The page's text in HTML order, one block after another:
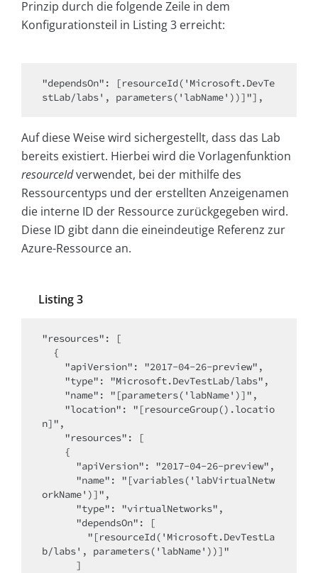
Prinzip durch die folgende Zeile in dem
Konfigurationsteil in Listing 3 erreicht:
"dependsOn": [resourceId('Microsoft.DevTe
stLab/labs', parameters('labName'))]"],
Auf diese Weise wird sichergestellt, dass das Lab
bereits existiert. Hierbei wird die Vorlagenfunktion
resourceIdverwendet, bei der mithilfe des
Ressourcentyps und der erstellten Anzeigenamen
die interne ID der Ressource zurückgegeben wird.
Diese ID gibt dann die eineindeutige Referenz zur
Azure-Ressource an.
Listing 3
"resources": [
n]",
orkName')]",
b/labs', parameters('labName'))]"